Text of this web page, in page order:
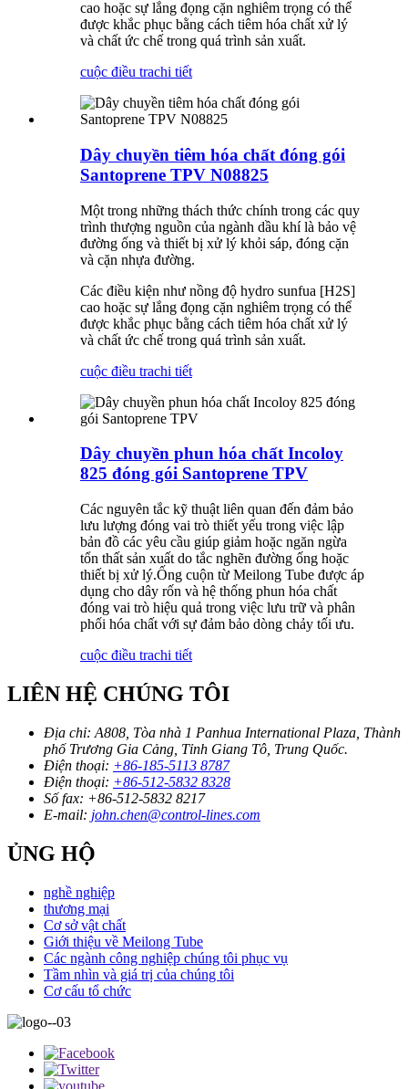
cao hoặc sự lắng đọng cặn nghiêm trọng có thể
được khắc phục bằng cách tiêm hóa chất xử lý
và chất ức chế trong quá trình sản xuất.
cuộc điều trachi tiết
Dây chuyền tiêm hóa chất đóng gói
Santoprene TPV N08825
Một trong những thách thức chính trong các quy
trình thượng nguồn của ngành dầu khí là bảo vệ
đường ống và thiết bị xử lý khỏi sáp, đóng cặn
và cặn nhựa đường.
Các điều kiện như nồng độ hydro sunfua [H2S]
cao hoặc sự lắng đọng cặn nghiêm trọng có thể
được khắc phục bằng cách tiêm hóa chất xử lý
và chất ức chế trong quá trình sản xuất.
cuộc điều trachi tiết
Dây chuyền phun hóa chất Incoloy
825 đóng gói Santoprene TPV
Các nguyên tắc kỹ thuật liên quan đến đảm bảo
lưu lượng đóng vai trò thiết yếu trong việc lập
bản đồ các yêu cầu giúp giảm hoặc ngăn ngừa
tổn thất sản xuất do tắc nghẽn đường ống hoặc
thiết bị xử lý.Ống cuộn từ Meilong Tube được áp
dụng cho dây rốn và hệ thống phun hóa chất
đóng vai trò hiệu quả trong việc lưu trữ và phân
phối hóa chất với sự đảm bảo dòng chảy tối ưu.
cuộc điều trachi tiết
LIÊN HỆ CHÚNG TÔI
Địa chỉ: A808, Tòa nhà 1 Panhua International Plaza, Thành
phố Trương Gia Cảng, Tỉnh Giang Tô, Trung Quốc.
Điện thoại: +86-185-5113 8787
Điện thoại: +86-512-5832 8328
Số fax: +86-512-5832 8217
E-mail: john.chen@control-lines.com
ỦNG HỘ
nghề nghiệp
thương mại
Cơ sở vật chất
Giới thiệu về Meilong Tube
Các ngành công nghiệp chúng tôi phục vụ
Tầm nhìn và giá trị của chúng tôi
Cơ cấu tổ chức